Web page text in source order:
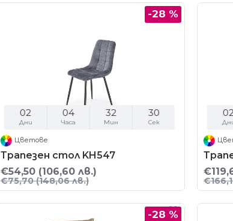
-28 %
02
Дни
04
Часа
32
Мин
29
Сек
Цветове
Трапезен стол KH547
€54,50 (106,60 лв.)
€75,70(148,06 лв.)
02
-28 %